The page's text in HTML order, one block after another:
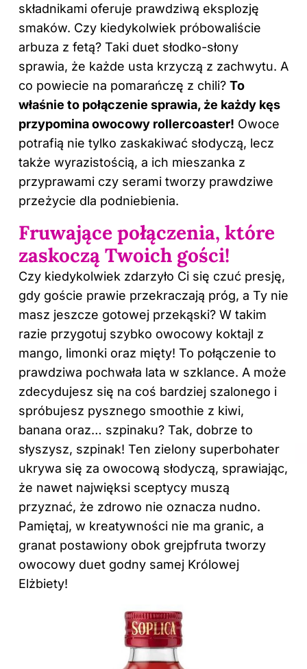
składnikami oferuje prawdziwą eksplozję
smaków. Czy kiedykolwiek próbowaliście
arbuza z fetą? Taki duet słodko-słony
sprawia, że każde usta krzyczą z zachwytu. A
co powiecie na pomarańczę z chili? To
właśnie to połączenie sprawia, że każdy kęs
przypomina owocowy rollercoaster! Owoce
potrafią nie tylko zaskakiwać słodyczą, lecz
także wyrazistością, a ich mieszanka z
przyprawami czy serami tworzy prawdziwe
przeżycie dla podniebienia.
Fruwające połączenia, które
zaskoczą Twoich gości!
Czy kiedykolwiek zdarzyło Ci się czuć presję,
gdy goście prawie przekraczają próg, a Ty nie
masz jeszcze gotowej przekąski? W takim
razie przygotuj szybko owocowy koktajl z
mango, limonki oraz mięty! To połączenie to
prawdziwa pochwała lata w szklance. A może
zdecydujesz się na coś bardziej szalonego i
spróbujesz pysznego smoothie z kiwi,
banana oraz… szpinaku? Tak, dobrze to
słyszysz, szpinak! Ten zielony superbohater
ukrywa się za owocową słodyczą, sprawiając,
że nawet najwięksi sceptycy muszą
przyznać, że zdrowo nie oznacza nudno.
Pamiętaj, w kreatywności nie ma granic, a
granat postawiony obok grejpfruta tworzy
owocowy duet godny samej Królowej
Elżbiety!